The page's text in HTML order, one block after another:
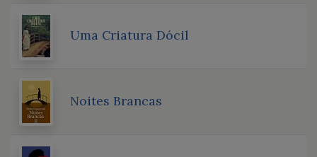
Uma Criatura Dócil
Noites Brancas